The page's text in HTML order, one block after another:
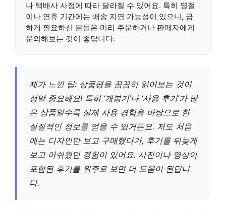
나 택배사 사정에 따라 달라질 수 있어요. 특히 명절
이나 연휴 기간에는 배송 지연 가능성이 있으니, 급
하게 필요하신 분들은 미리 주문하거나 판매자에게
문의해보는 것이 좋답니다.
제가 느낀 팁: 상품평을 꼼꼼히 읽어보는 것이
정말 중요해요! 특히 ‘개봉기’나 ‘사용 후기’가 많
은 상품일수록 실제 사용 경험을 바탕으로 한
실질적인 정보를 얻을 수 있거든요. 저도 처음
에는 디자인만 보고 구매했다가, 후기를 뒤늦게
보고 아쉬웠던 경험이 있어요. 사진이나 영상이
포함된 후기를 위주로 보면 더 도움이 된답니
다.